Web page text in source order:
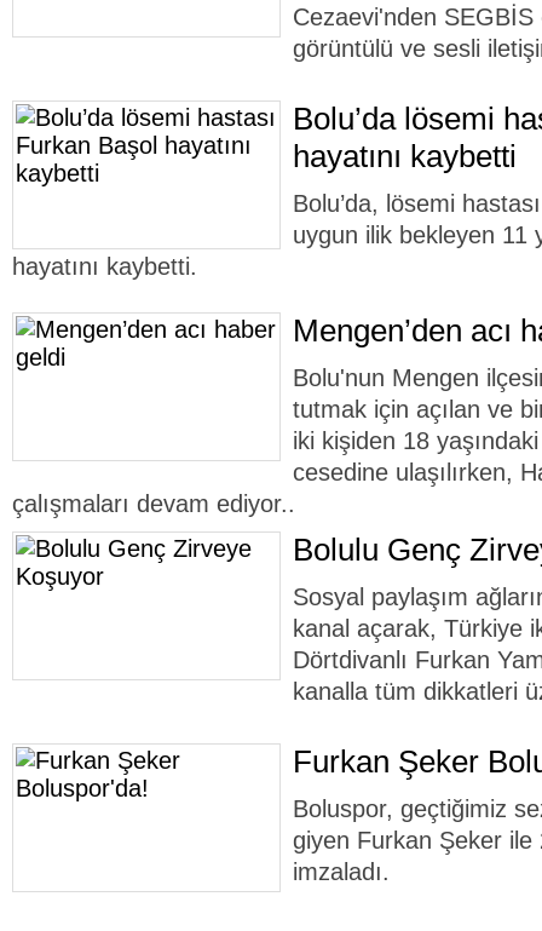
Cezaevi'nden SEGBİS
görüntülü ve sesli
Bolu’da lösemi
hayatını kaybetti
Bolu’da, lösemi
uygun ilik bekleyen 11
hayatını kaybetti.
Mengen’den acı
Bolu'nun Mengen
tutmak için açılan ve
iki kişiden 18
cesedine ulaşılırken,
çalışmaları devam ediyor..
Bolulu Genç
Sosyal paylaşım
kanal açarak, Türkiye
Dörtdivanlı Furkan
kanalla tüm dikkatleri
Furkan Şeker
Boluspor, geçtiğimiz
giyen Furkan Şeker ile
imzaladı.